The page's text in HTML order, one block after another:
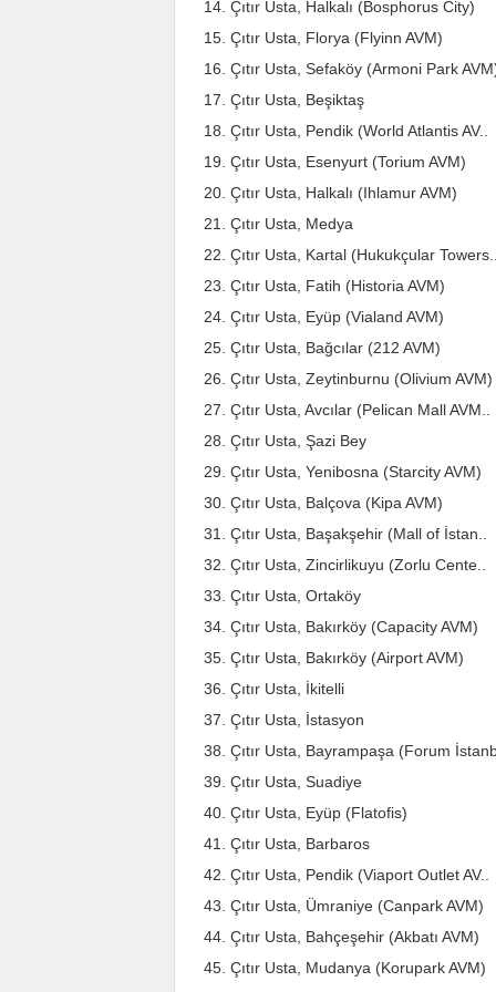
Çıtır Usta, Halkalı (Bosphorus City)
Çıtır Usta, Florya (Flyinn AVM)
Çıtır Usta, Sefaköy (Armoni Park
Çıtır Usta, Beşiktaş
Çıtır Usta, Pendik (World Atlantis AV..
Çıtır Usta, Esenyurt (Torium AVM)
Çıtır Usta, Halkalı (Ihlamur AVM)
Çıtır Usta, Medya
Çıtır Usta, Kartal (Hukukçular
Çıtır Usta, Fatih (Historia AVM)
Çıtır Usta, Eyüp (Vialand AVM)
Çıtır Usta, Bağcılar (212 AVM)
Çıtır Usta, Zeytinburnu (Olivium AVM)
Çıtır Usta, Avcılar (Pelican Mall AVM..
Çıtır Usta, Şazi Bey
Çıtır Usta, Yenibosna (Starcity AVM)
Çıtır Usta, Balçova (Kipa AVM)
Çıtır Usta, Başakşehir (Mall of İstan..
Çıtır Usta, Zincirlikuyu (Zorlu Cente..
Çıtır Usta, Ortaköy
Çıtır Usta, Bakırköy (Capacity AVM)
Çıtır Usta, Bakırköy (Airport AVM)
Çıtır Usta, İkitelli
Çıtır Usta, İstasyon
Çıtır Usta, Bayrampaşa (Forum
Çıtır Usta, Suadiye
Çıtır Usta, Eyüp (Flatofis)
Çıtır Usta, Barbaros
Çıtır Usta, Pendik (Viaport Outlet AV..
Çıtır Usta, Ümraniye (Canpark AVM)
Çıtır Usta, Bahçeşehir (Akbatı AVM)
Çıtır Usta, Mudanya (Korupark AVM)